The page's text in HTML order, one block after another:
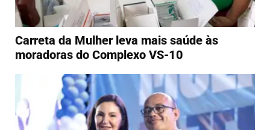
Carreta da Mulher leva mais saúde às
moradoras do Complexo VS-10